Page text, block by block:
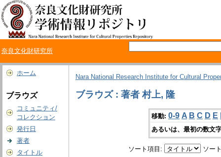
奈良文化財研究所
ホーム
ブラウズ
コミュニティ/
コレクション
発行日
著者
タイトル
Nara National Research Institute for Cultural
ブラウズ : 著者 村上, 隆
移動: 0-9 A B C D E
あるいは、最初の数文
ソート項目: ソー